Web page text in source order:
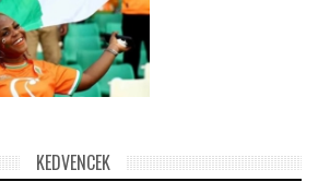
KEDVENCEK